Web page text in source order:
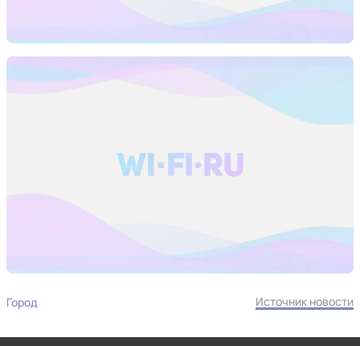
Город Источник новости